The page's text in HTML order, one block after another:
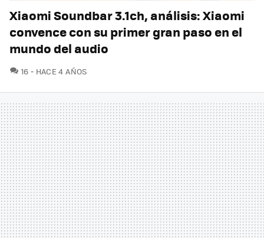
Xiaomi Soundbar 3.1ch, análisis: Xiaomi
convence con su primer gran paso en el
mundo del audio
16 COMENTARIOS
HACE 4 AÑOS